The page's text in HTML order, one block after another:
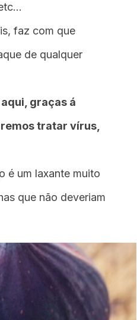
faz com que
de qualquer
graças á
tratar vírus,
é um laxante muito
que não deveriam